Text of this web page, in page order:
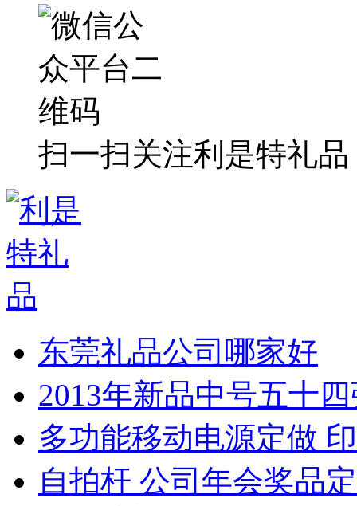
扫一扫关注利是特礼品
东莞礼品公司哪家好
2013年新品中号五十
多功能移动电源定做
自拍杆 公司年会奖品